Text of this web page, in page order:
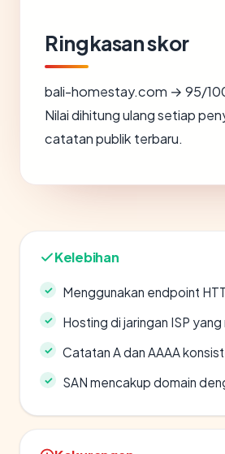
Ringkasan skor
bali-homestay.com → 95/
Nilai dihitung ulang setiap
catatan publik terbaru.
Kelebihan
Menggunakan endpoint
Hosting di jaringan ISP yang
Catatan A dan AAAA
SAN mencakup domain